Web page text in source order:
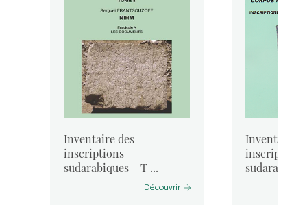
Inventaire des
inscriptions
sudarabiques – T ...
Découvrir
Inventaire
inscriptions